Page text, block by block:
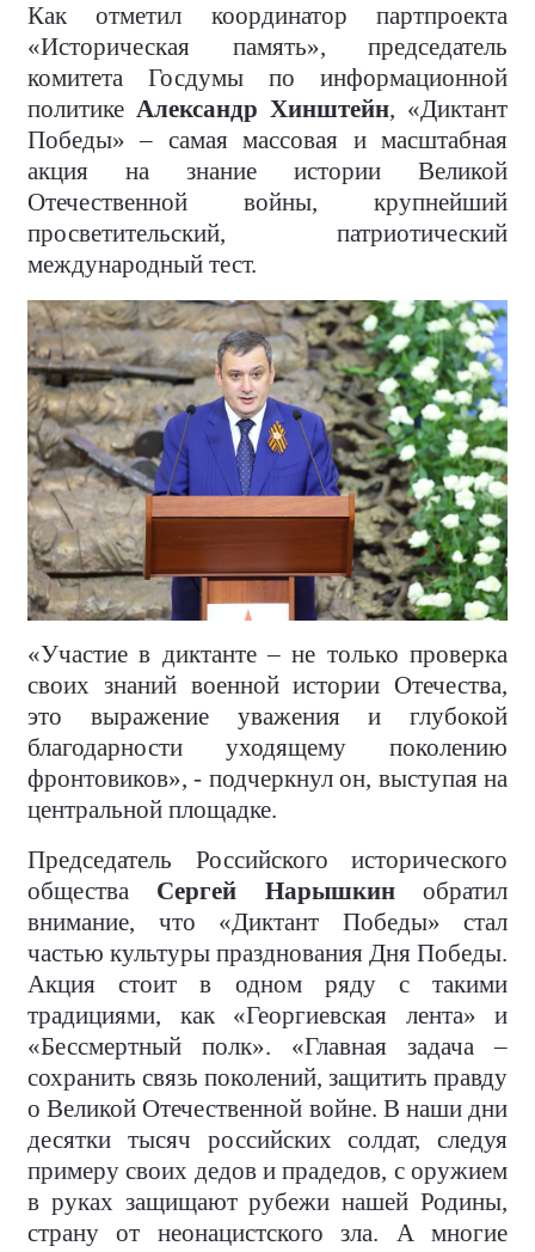
Как отметил координатор партпроекта
«Историческая память», председатель
комитета Госдумы по информационной
политике Александр Хинштейн, «Диктант
Победы» – самая массовая и масштабная
акция на знание истории Великой
Отечественной войны, крупнейший
просветительский, патриотический
международный тест.
«Участие в диктанте – не только проверка
своих знаний военной истории Отечества,
это выражение уважения и глубокой
благодарности уходящему поколению
фронтовиков», - подчеркнул он, выступая на
центральной площадке.
Председатель Российского исторического
общества Сергей Нарышкинобратил
внимание, что «Диктант Победы» стал
частью культуры празднования Дня Победы.
Акция стоит в одном ряду с такими
традициями, как «Георгиевская лента» и
«Бессмертный полк». «Главная задача –
сохранить связь поколений, защитить правду
о Великой Отечественной войне. В наши дни
десятки тысяч российских солдат, следуя
примеру своих дедов и прадедов, с оружием
в руках защищают рубежи нашей Родины,
страну от неонацистского зла. А многие